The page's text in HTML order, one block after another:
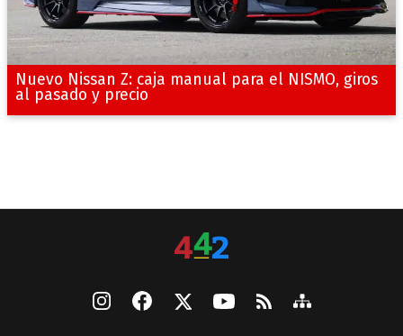
Nuevo Nissan Z: caja manual para el NISMO, giros
al pasado y precio